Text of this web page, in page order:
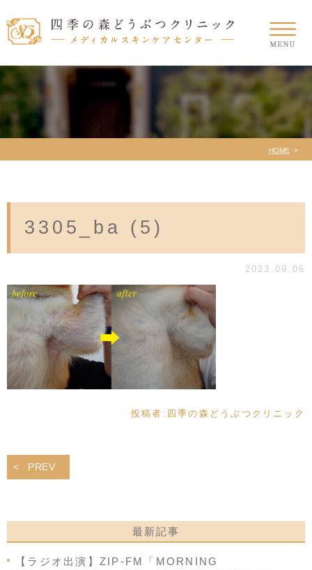
HOME
3305_ba (5)
2023.09.06
投稿者: 四季の森どうぶつクリニック
PREV
最新記事
【ラジオ出演】ZIP-FM「MORNING